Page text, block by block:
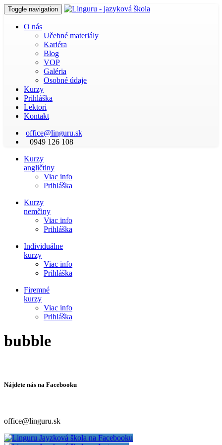
Toggle navigation
O nás
Učebné materiály
Kariéra
Blog
VOP
Galéria
Osobné údaje
Kurzy
Prihláška
Lektori
Kontakt
office@linguru.sk
0949 126 108
Kurzy
angličtiny
Viac info
Prihláška
Kurzy
nemčiny
Viac info
Prihláška
Individuálne
kurzy
Viac info
Prihláška
Firemné
kurzy
Viac info
Prihláška
bubble
Nájdete nás na Facebooku
office@linguru.sk